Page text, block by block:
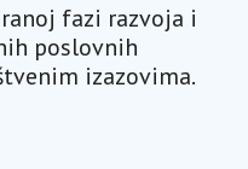
fazi razvoja i
poslovnih
izazovima.